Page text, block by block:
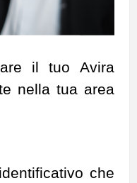
il tuo Avira
nella tua area
che